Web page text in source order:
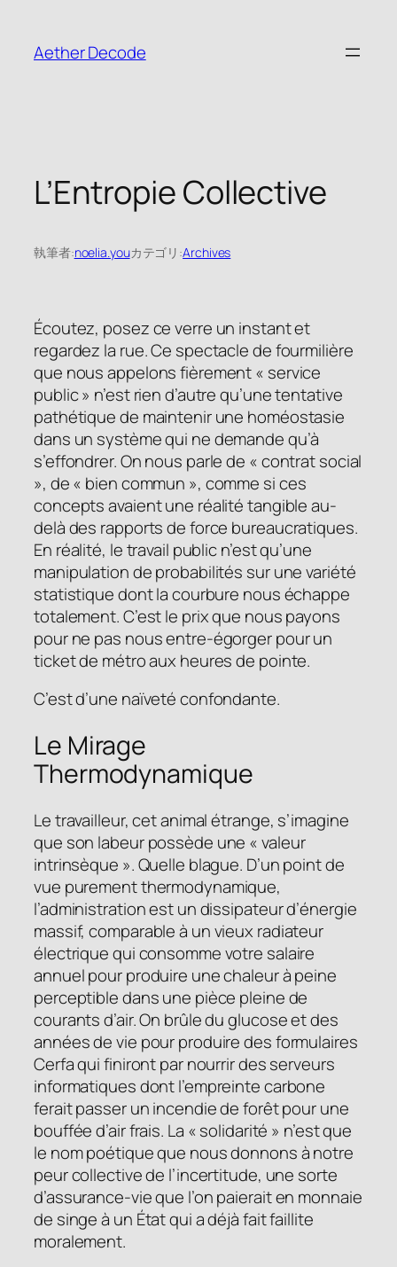
Aether Decode
L’Entropie Collective
執筆者:noelia.youカテゴリ:Archives
Écoutez, posez ce verre un instant et
regardez la rue. Ce spectacle de fourmilière
que nous appelons fièrement « service
public » n’est rien d’autre qu’une tentative
pathétique de maintenir une homéostasie
dans un système qui ne demande qu’à
s’effondrer. On nous parle de « contrat social
», de « bien commun », comme si ces
concepts avaient une réalité tangible au-
delà des rapports de force bureaucratiques.
En réalité, le travail public n’est qu’une
manipulation de probabilités sur une variété
statistique dont la courbure nous échappe
totalement. C’est le prix que nous payons
pour ne pas nous entre-égorger pour un
ticket de métro aux heures de pointe.
C’est d’une naïveté confondante.
Le Mirage
Thermodynamique
Le travailleur, cet animal étrange, s’imagine
que son labeur possède une « valeur
intrinsèque ». Quelle blague. D’un point de
vue purement thermodynamique,
l’administration est un dissipateur d’énergie
massif, comparable à un vieux radiateur
électrique qui consomme votre salaire
annuel pour produire une chaleur à peine
perceptible dans une pièce pleine de
courants d’air. On brûle du glucose et des
années de vie pour produire des formulaires
Cerfa qui finiront par nourrir des serveurs
informatiques dont l’empreinte carbone
ferait passer un incendie de forêt pour une
bouffée d’air frais. La « solidarité » n’est que
le nom poétique que nous donnons à notre
peur collective de l’incertitude, une sorte
d’assurance-vie que l’on paierait en monnaie
de singe à un État qui a déjà fait faillite
moralement.